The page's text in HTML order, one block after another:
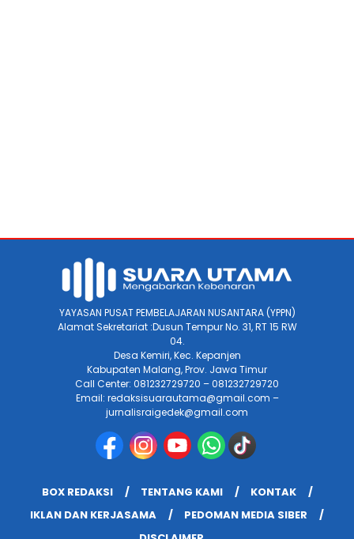
YAYASAN PUSAT PEMBELAJARAN NUSANTARA (YPPN)
Alamat Sekretariat :Dusun Tempur No. 31, RT 15 RW
04.
Desa Kemiri, Kec. Kepanjen
Kabupaten Malang, Prov. Jawa Timur
Call Center: 081232729720 – 081232729720
Email: redaksisuarautama@gmail.com –
jurnalisraigedek@gmail.com
BOX REDAKSI TENTANG KAMI
KONTAK
IKLAN DAN KERJASAMA
PEDOMAN MEDIA SIBER